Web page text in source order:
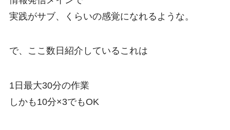
実践がサブ、くらいの感覚になれるような。
で、ここ数日紹介しているこれは
1日最大30分の作業
しかも10分×3でもOK